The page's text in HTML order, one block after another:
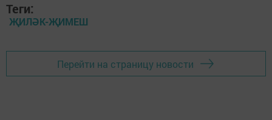
Теги:
ҖИЛӘК-ҖИМЕШ
Перейти на страницу новости